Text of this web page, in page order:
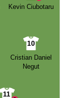
Kevin Ciubotaru
10
Cristian Daniel
Negut
11